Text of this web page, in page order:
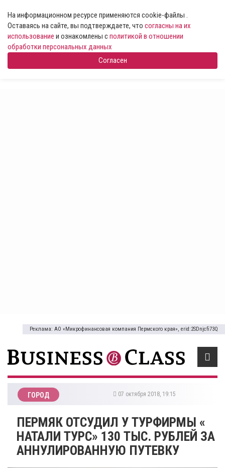
На информационном ресурсе применяются cookie-файлы .
Оставаясь на сайте, вы подтверждаете, что согласны на их
использование и ознакомлены сполитикой в отношении
обработки персональных данных
Согласен
Реклама: АО «Микрофинансовая компания Пермского края», erid:2SDnjcfi73Q
ГОРОД 07 октября 2018, 19:15
ПЕРМЯК ОТСУДИЛ У ТУРФИРМЫ «​
НАТАЛИ ТУРС» 130 ТЫС. РУБЛЕЙ ЗА
АННУЛИРОВАННУЮ ПУТЕВКУ